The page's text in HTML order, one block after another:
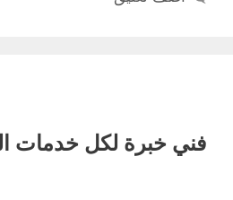
فني خبرة لكل خدمات